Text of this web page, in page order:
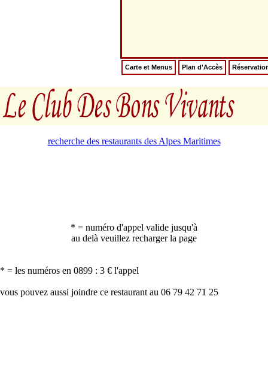
Carte et Menus Plan d'Accès
recherche des restaurants des Alpes Maritimes
* = numéro d'appel valide jusqu'à
au delà veuillez recharger la page
* = les numéros en 0899 : 3 € l'appel
vous pouvez aussi joindre ce restaurant au 06 79 42 71 25